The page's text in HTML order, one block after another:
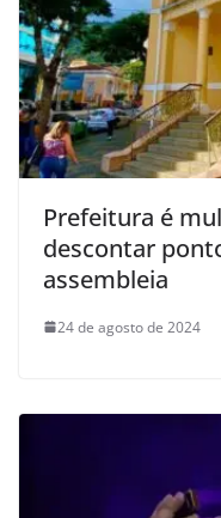
Prefeitura é
descontar
assembleia
24 de agosto de 2024